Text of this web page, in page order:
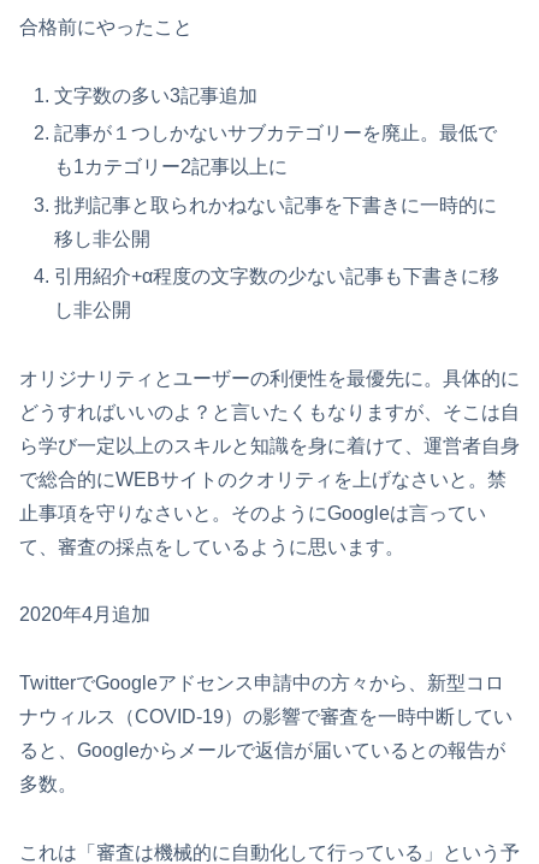
合格前にやったこと
文字数の多い3記事追加
記事が１つしかないサブカテゴリーを廃止。最低で
も1カテゴリー2記事以上に
批判記事と取られかねない記事を下書きに一時的に
移し非公開
引用紹介+α程度の文字数の少ない記事も下書きに移
し非公開
オリジナリティとユーザーの利便性を最優先に。具体的に
どうすればいいのよ？と言いたくもなりますが、そこは自
ら学び一定以上のスキルと知識を身に着けて、運営者自身
で総合的にWEBサイトのクオリティを上げなさいと。禁
止事項を守りなさいと。そのようにGoogleは言ってい
て、審査の採点をしているように思います。
2020年4月追加
TwitterでGoogleアドセンス申請中の方々から、新型コロ
ナウィルス（COVID-19）の影響で審査を一時中断してい
ると、Googleからメールで返信が届いているとの報告が
多数。
これは「審査は機械的に自動化して行っている」という予